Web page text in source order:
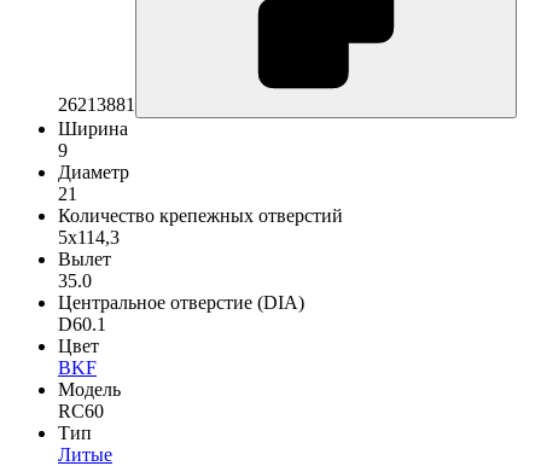
26213881
Ширина
9
Диаметр
21
Количество крепежных отверстий
5x114,3
Вылет
35.0
Центральное отверстие (DIA)
D60.1
Цвет
BKF
Модель
RC60
Тип
Литые